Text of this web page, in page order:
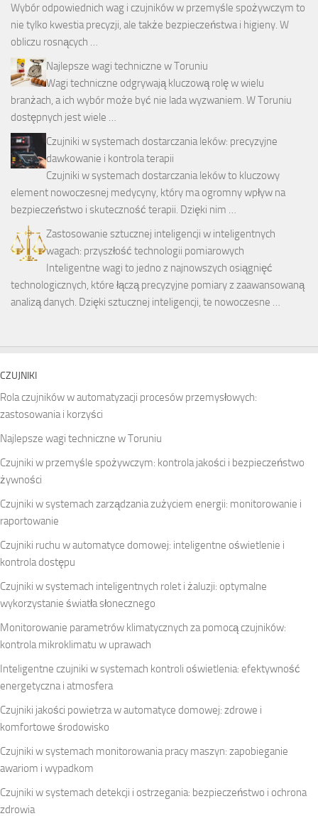
Wybór odpowiednich wag i czujników w przemyśle spożywczym to
nie tylko kwestia precyzji, ale także bezpieczeństwa i higieny. W
obliczu rosnących …
Najlepsze wagi techniczne w Toruniu
Wagi techniczne odgrywają kluczową rolę w wielu
branżach, a ich wybór może być nie lada wyzwaniem. W Toruniu
dostępnych jest wiele …
Czujniki w systemach dostarczania leków: precyzyjne
dawkowanie i kontrola terapii
Czujniki w systemach dostarczania leków to kluczowy
element nowoczesnej medycyny, który ma ogromny wpływ na
bezpieczeństwo i skuteczność terapii. Dzięki nim …
Zastosowanie sztucznej inteligencji w inteligentnych
wagach: przyszłość technologii pomiarowych
Inteligentne wagi to jedno z najnowszych osiągnięć
technologicznych, które łączą precyzyjne pomiary z zaawansowaną
analizą danych. Dzięki sztucznej inteligencji, te nowoczesne …
CZUJNIKI
Rola czujników w automatyzacji procesów przemysłowych:
zastosowania i korzyści
Najlepsze wagi techniczne w Toruniu
Czujniki w przemyśle spożywczym: kontrola jakości i bezpieczeństwo
żywności
Czujniki w systemach zarządzania zużyciem energii: monitorowanie i
raportowanie
Czujniki ruchu w automatyce domowej: inteligentne oświetlenie i
kontrola dostępu
Czujniki w systemach inteligentnych rolet i żaluzji: optymalne
wykorzystanie światła słonecznego
Monitorowanie parametrów klimatycznych za pomocą czujników:
kontrola mikroklimatu w uprawach
Inteligentne czujniki w systemach kontroli oświetlenia: efektywność
energetyczna i atmosfera
Czujniki jakości powietrza w automatyce domowej: zdrowe i
komfortowe środowisko
Czujniki w systemach monitorowania pracy maszyn: zapobieganie
awariom i wypadkom
Czujniki w systemach detekcji i ostrzegania: bezpieczeństwo i ochrona
zdrowia